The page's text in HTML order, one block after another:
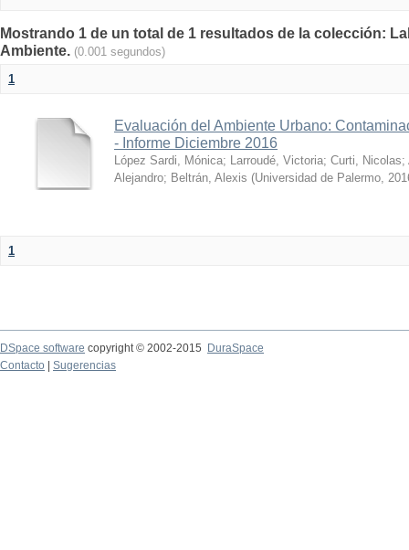
Mostrando 1 de un total de 1 resultados de la colección:
Ambiente. (0.001 segundos)
1
Evaluación del Ambiente Urbano:
- Informe Diciembre 2016
López Sardi, Mónica; Larroudé, Victoria; Curti, Nicolas;
Alejandro; Beltrán, Alexis (Universidad de Palermo,
1
DSpace software copyright © 2002-2015
DuraSpace
Contacto
Sugerencias